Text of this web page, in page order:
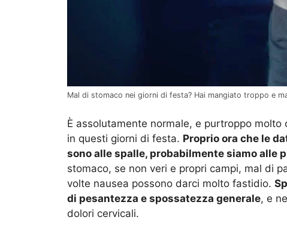
Mal di stomaco nei giorni di festa? Hai mangiato troppo e
È assolutamente normale, e purtroppo
in questi giorni di festa. Proprio ora che le
sono alle spalle, probabilmente siamo alle
stomaco, se non veri e propri campi, mal di
volte nausea possono darci molto fastidio.
di pesantezza e spossatezza generale, e
dolori cervicali.